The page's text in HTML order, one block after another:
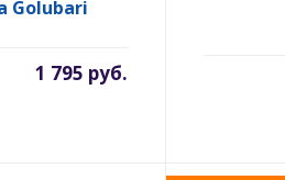
Golubari
1 795 руб.